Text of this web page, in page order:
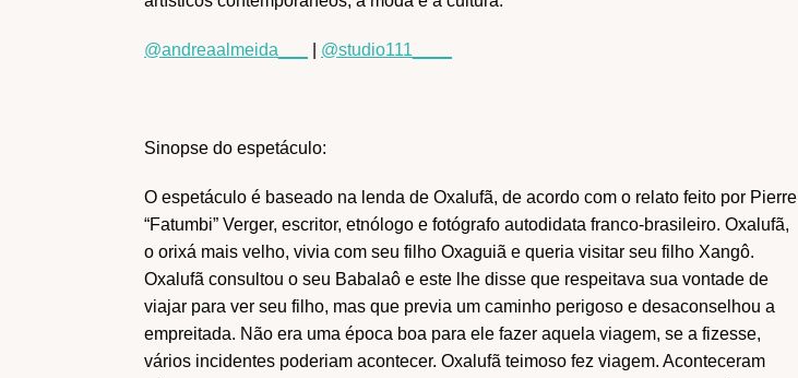
@andreaalmeida___ @studio111____
Sinopse do espetáculo:
O espetáculo é baseado na lenda de Oxalufã, de acordo com o relato feito por Pierre
“Fatumbi” Verger, escritor, etnólogo e fotógrafo autodidata franco-brasileiro. Oxalufã,
o orixá mais velho, vivia com seu filho Oxaguiã e queria visitar seu filho Xangô.
Oxalufã consultou o seu Babalaô e este lhe disse que respeitava sua vontade de
viajar para ver seu filho, mas que previa um caminho perigoso e desaconselhou a
empreitada. Não era uma época boa para ele fazer aquela viagem, se a fizesse,
vários incidentes poderiam acontecer. Oxalufã teimoso fez viagem. Aconteceram